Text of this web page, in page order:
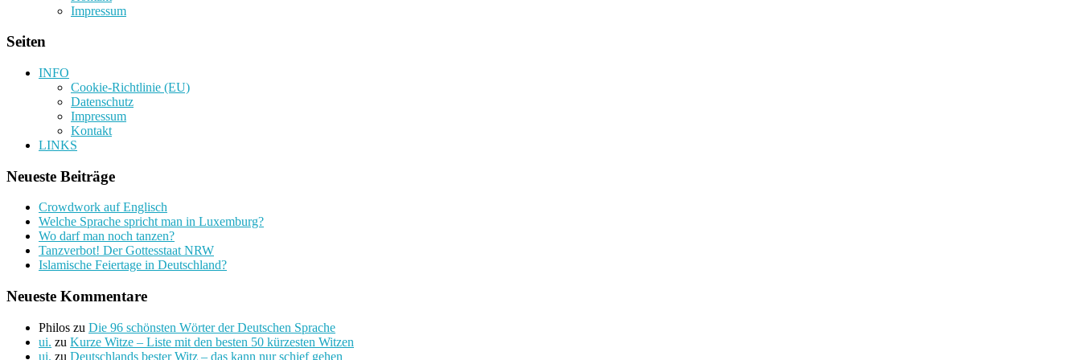
Impressum
Seiten
INFO
Cookie-Richtlinie (EU)
Datenschutz
Impressum
Kontakt
LINKS
Neueste Beiträge
Crowdwork auf Englisch
Welche Sprache spricht man in Luxemburg?
Wo darf man noch tanzen?
Tanzverbot! Der Gottesstaat NRW
Islamische Feiertage in Deutschland?
Neueste Kommentare
Philos zu Die 96 schönsten Wörter der Deutschen Sprache
ui. zu Kurze Witze – Liste mit den besten 50 kürzesten Witzen
ui. zu Deutschlands bester Witz – das kann nur schief gehen